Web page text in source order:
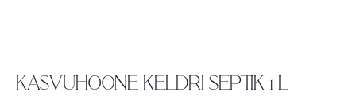
KASVUHOONE KELDRI SEPTIK 1 L